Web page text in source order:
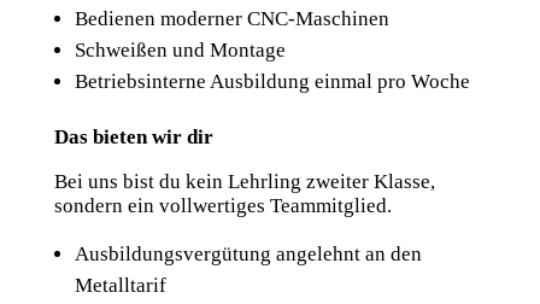
Bedienen moderner CNC-Maschinen
Schweißen und Montage
Betriebsinterne Ausbildung einmal pro Woche
Das bieten wir dir
Bei uns bist du kein Lehrling zweiter Klasse,
sondern ein vollwertiges Teammitglied.
Ausbildungsvergütung angelehnt an den
Metalltarif